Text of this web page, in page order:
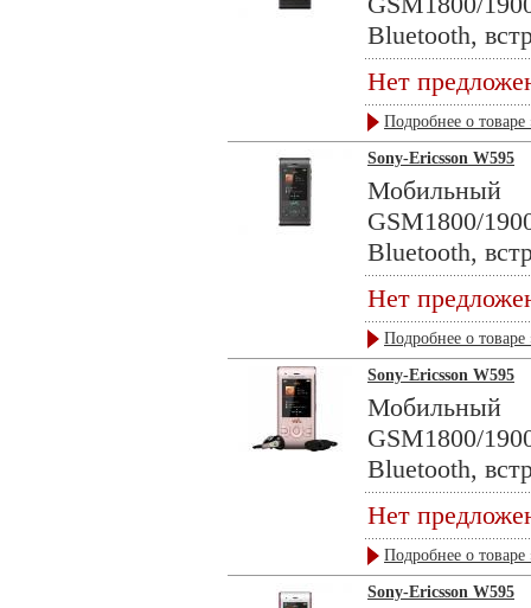
Bluetooth,
Нет
Подробнее о товаре
Sony-Ericsson W595
GSM1800/
Bluetooth,
Нет
Подробнее о товаре
Sony-Ericsson W595
GSM1800/
Bluetooth,
Нет
Подробнее о товаре
Sony-Ericsson W595